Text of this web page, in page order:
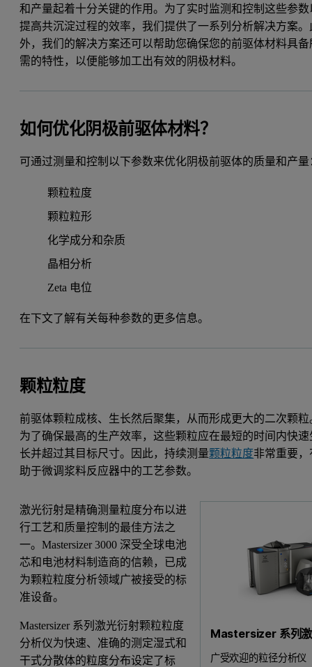
和产量起着十分关键的作用。为了实时监测和控制这些参数
提高共沉淀过程的效率，我们提供了一系列分析解决方案。
外，我们的解决方案还可以帮助您确保您的前驱体材料具备
需的特性，以便能够加工出有效的阴极材料。
如何优化阴极前驱体材料？
可通过测量和控制以下参数来优化阴极前驱体的质量和产量
颗粒粒度
颗粒粒形
化学成分和杂质
晶相分析
Zeta 电位
在下文了解有关每种参数的更多信息。
颗粒粒度
前驱体颗粒成核、生长然后聚集，从而形成更大的二次颗粒
为了确保最高的生产效率，这些颗粒应在最短的时间内快速
长并超过其目标尺寸。因此，持续测量颗粒粒度非常重要，
助于微调浆料反应器中的工艺参数。
Mastersizer 系列
广受欢迎的粒径分析仪
激光衍射是精确测量粒度分布以进
行工艺和质量控制的最佳方法之
一。Mastersizer 3000 深受全球电池
芯和电池材料制造商的信赖，已成
为颗粒粒度分析领域广被接受的标
准设备。
Mastersizer 系列激光衍射颗粒粒度
分析仪为快速、准确的测定湿式和
干式分散体的粒度分布设定了标